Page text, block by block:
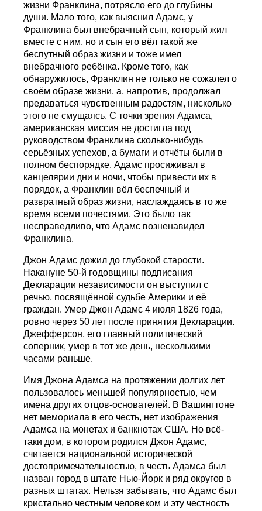
жизни Франклина, потрясло его до глубины
души. Мало того, как выяснил Адамс, у
Франклина был внебрачный сын, который жил
вместе с ним, но и сын его вёл такой же
беспутный образ жизни и тоже имел
внебрачного ребёнка. Кроме того, как
обнаружилось, Франклин не только не сожалел о
своём образе жизни, а, напротив, продолжал
предаваться чувственным радостям, нисколько
этого не смущаясь. С точки зрения Адамса,
американская миссия не достигла под
руководством Франклина сколько-нибудь
серьёзных успехов, а бумаги и отчёты были в
полном беспорядке. Адамс просиживал в
канцелярии дни и ночи, чтобы привести их в
порядок, а Франклин вёл беспечный и
развратный образ жизни, наслаждаясь в то же
время всеми почестями. Это было так
несправедливо, что Адамс возненавидел
Франклина.
Джон Адамс дожил до глубокой старости.
Накануне 50-й годовщины подписания
Декларации независимости он выступил с
речью, посвящённой судьбе Америки и её
граждан. Умер Джон Адамс 4 июля 1826 года,
ровно через 50 лет после принятия Декларации.
Джефферсон, его главный политический
соперник, умер в тот же день, несколькими
часами раньше.
Имя Джона Адамса на протяжении долгих лет
пользовалось меньшей популярностью, чем
имена других отцов-основателей. В Вашингтоне
нет мемориала в его честь, нет изображения
Адамса на монетах и банкнотах США. Но всё-
таки дом, в котором родился Джон Адамс,
считается национальной исторической
достопримечательностью, в честь Адамса был
назван город в штате Нью-Йорк и ряд округов в
разных штатах. Нельзя забывать, что Адамс был
кристально честным человеком и эту честность